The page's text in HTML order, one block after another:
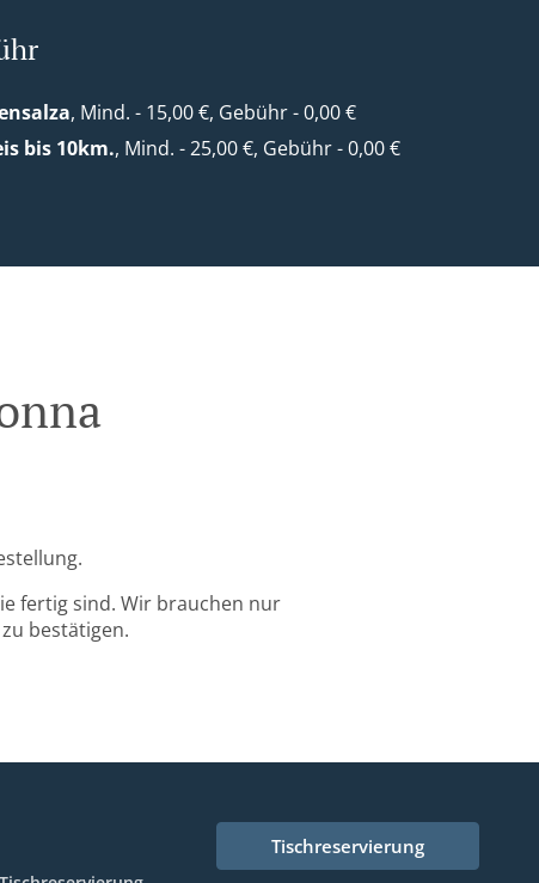
, Mind. - 15,00 €, Gebühr - 0,00 €
bis 10km., Mind. - 25,00 €, Gebühr - 0,00 €
fertig sind. Wir brauchen nur
bestätigen.
Tischreservierung